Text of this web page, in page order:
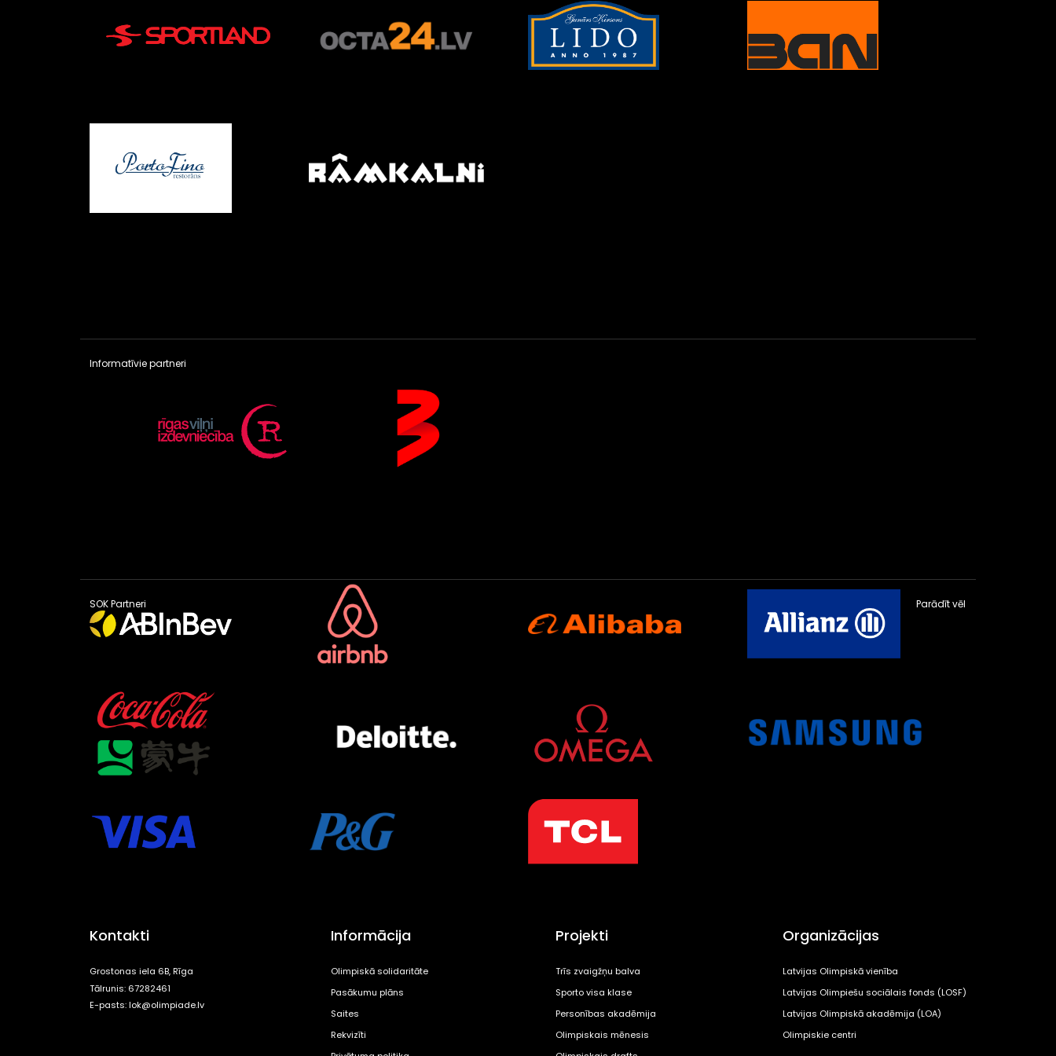
Informatīvie partneri
SOK Partneri Parādīt vēl
Kontakti
Grostonas iela 6B, Rīga
Tālrunis: 67282461
E-pasts:lok@olimpiade.lv
Informācija
Olimpiskā solidaritāte
Pasākumu plāns
Saites
Rekvizīti
Projekti
Trīs zvaigžņu balva
Sporto visa klase
Personības akadēmija
Olimpiskais mēnesis
Organizācijas
Latvijas Olimpiskā vienība
Latvijas Olimpiešu sociālais fonds (LOSF)
Latvijas Olimpiskā akadēmija (LOA)
Olimpiskie centri